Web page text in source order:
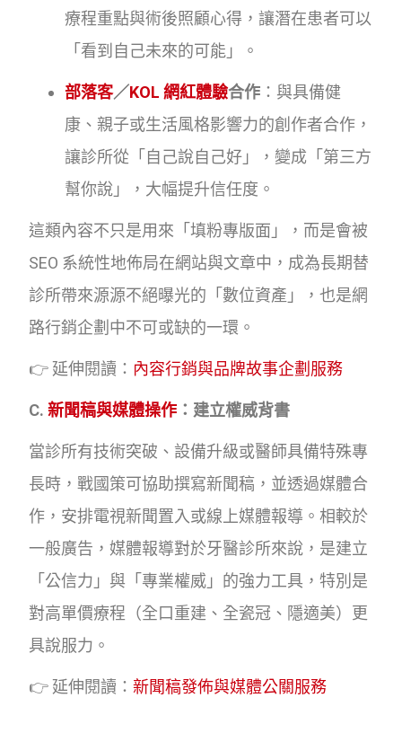
療程重點與術後照顧心得，讓潛在患者可以
「看到自己未來的可能」。
部落客／KOL 網紅體驗合作 ：與具備健
康、親子或生活風格影響力的創作者合作，
讓診所從「自己說自己好」，變成「第三方
幫你說」，大幅提升信任度。
這類內容不只是用來「填粉專版面」，而是會被
SEO 系統性地佈局在網站與文章中，成為長期替
診所帶來源源不絕曝光的「數位資產」，也是網
路行銷企劃中不可或缺的一環。
👉 延伸閱讀： 內容行銷與品牌故事企劃服務
C.新聞稿與媒體操作 ：建立權威背書
當診所有技術突破、設備升級或醫師具備特殊專
長時，戰國策可協助撰寫新聞稿，並透過媒體合
作，安排電視新聞置入或線上媒體報導。相較於
一般廣告，媒體報導對於牙醫診所來說，是建立
「公信力」與「專業權威」的強力工具，特別是
對高單價療程（全口重建、全瓷冠、隱適美）更
具說服力。
👉 延伸閱讀：新聞稿發佈與媒體公關服務